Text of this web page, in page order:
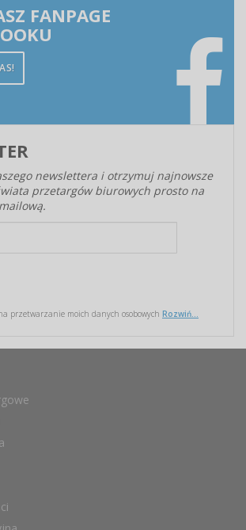
FANPAGE
newslettera i otrzymuj najnowsze
przetargów biurowych prosto na
przetwarzanie moich danych osobowych Rozwiń...